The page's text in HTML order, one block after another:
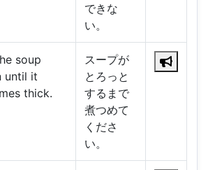
できな
い。
soup
until it
thick.
スープが
とろっと
するまで
煮つめて
くださ
い。